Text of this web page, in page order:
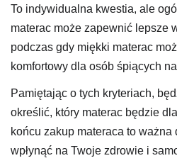
To indywidualna kwestia, ale
materac może zapewnić lepsze
podczas gdy miękki materac
komfortowy dla osób śpiących
Pamiętając o tych kryteriach,
określić, który materac będzie
końcu zakup materaca to ważna
wpłynąć na Twoje zdrowie i